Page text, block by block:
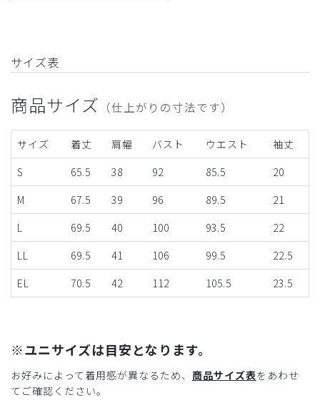
サイズ表
商品サイズ （仕上がりの寸法です）
サイズ 着丈 肩幅 バスト ウエスト
袖丈
S
65.5 38 92 85.5
20
M
67.5 39 96 89.5
21
L
69.5 40 100 93.5
22
LL
69.5 41 106 99.5
22.5
EL
70.5 42 112 105.5 23.5
※ユニサイズは目安となります。
お好みによって着用感が異なるため、 商品サイズ表をあわせ
てご確認ください。